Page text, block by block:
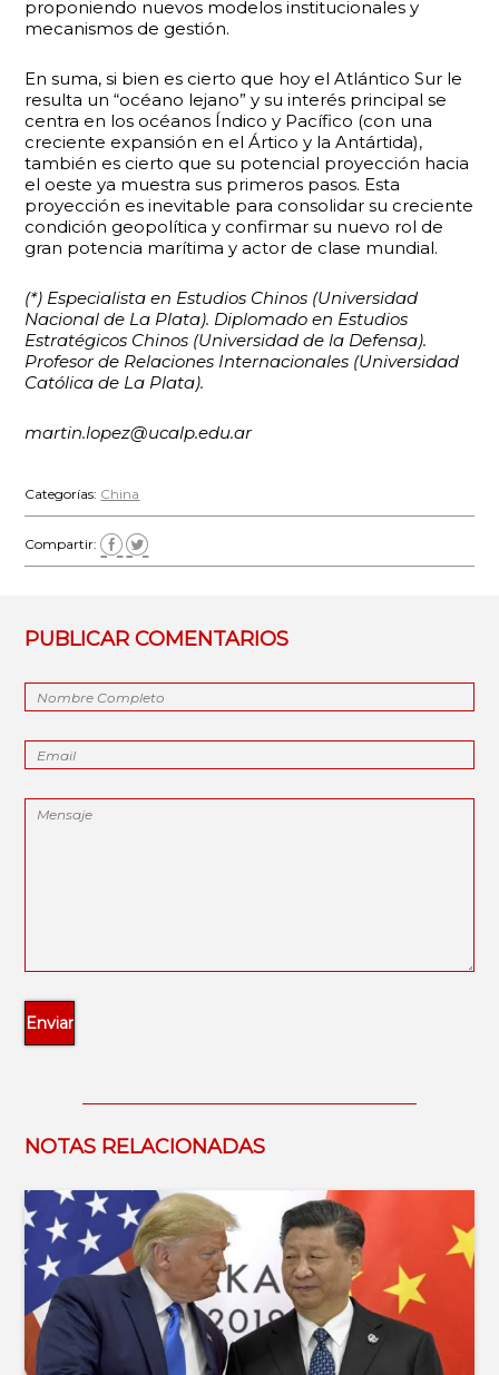
proponiendo nuevos modelos institucionales y
mecanismos de gestión.
En suma, si bien es cierto que hoy el Atlántico Sur le
resulta un “océano lejano” y su interés principal se
centra en los océanos Índico y Pacífico (con una
creciente expansión en el Ártico y la Antártida),
también es cierto que su potencial proyección hacia
el oeste ya muestra sus primeros pasos. Esta
proyección es inevitable para consolidar su creciente
condición geopolítica y confirmar su nuevo rol de
gran potencia marítima y actor de clase mundial.
(*) Especialista en Estudios Chinos (Universidad
Nacional de La Plata). Diplomado en Estudios
Estratégicos Chinos (Universidad de la Defensa).
Profesor de Relaciones Internacionales (Universidad
Católica de La Plata).
martin.lopez@ucalp.edu.ar
Categorías: China
Compartir:
PUBLICAR COMENTARIOS
NOTAS RELACIONADAS